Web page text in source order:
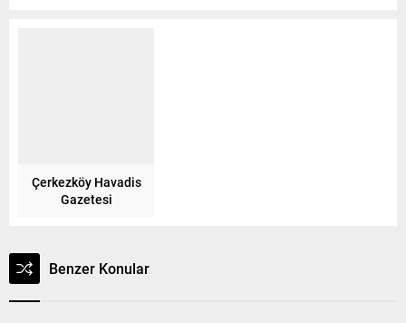
Çerkezköy Havadis
Gazetesi
Benzer Konular